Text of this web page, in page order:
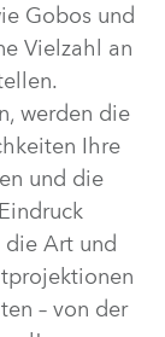
Gobos und
Vielzahl an
werden die
Ihre
und die
die Art und
– von der